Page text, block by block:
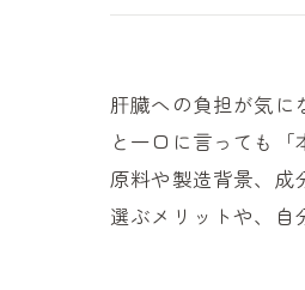
肝臓への負担が気に
と一口に言っても
原料や製造背景、成
選ぶメリットや、自